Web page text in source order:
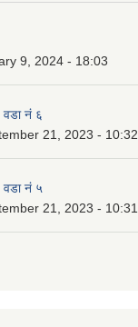
9, 2024 - 18:03
वडा नं ६
21, 2023 - 10:32
वडा नं ५
21, 2023 - 10:31